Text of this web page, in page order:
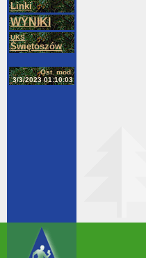
Linki
WYNIKI
UKS
Świętoszów
Ost. mod.
3/3/2023 01:10:03